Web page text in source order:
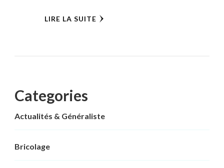
LIRE LA SUITE
Categories
Actualités & Généraliste
Bricolage